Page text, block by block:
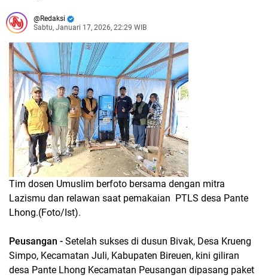
Redaksi
Sabtu, Januari 17, 2026, 22:29 WIB
Tim dosen Umuslim berfoto bersama dengan mitra
Lazismu dan relawan saat pemakaian PTLS desa Pante
Lhong.(Foto/Ist).
Peusangan - Setelah sukses di dusun Bivak, Desa Krueng
Simpo, Kecamatan Juli, Kabupaten Bireuen, kini giliran
desa Pante Lhong Kecamatan Peusangan dipasang paket